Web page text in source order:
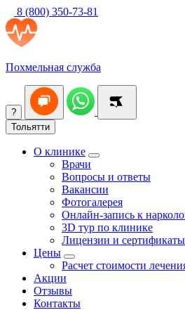
8 (800) 350-73-81
Похмельная служба
?
Тольятти
О клинике
Врачи
Вопросы и ответы
Вакансии
Фотогалерея
Онлайн-запись к
3D тур по клинике
Лицензии и сертификаты
Цены
Расчет стоимости
Акции
Отзывы
Контакты